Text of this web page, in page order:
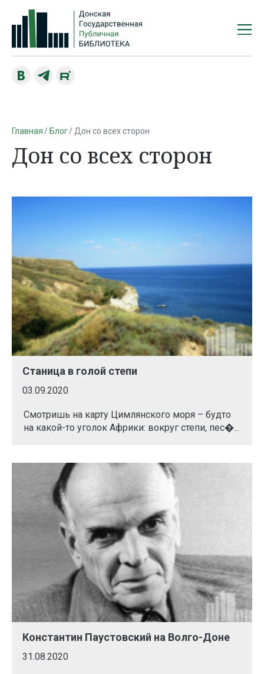
Главная Блог Дон со всех сторон
Дон со всех сторон
Станица в голой степи
03.09.2020
Смотришь на карту Цимлянского моря – будто
на какой-то уголок Африки: вокруг степи, пес�...
Константин Паустовский на Волго-Доне
31.08.2020